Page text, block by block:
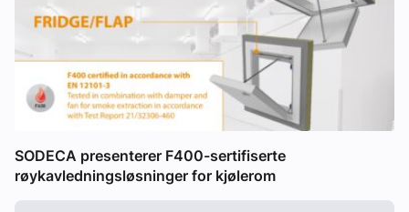
SODECA presenterer F400-sertifiserte
røykavledningsløsninger for kjølerom